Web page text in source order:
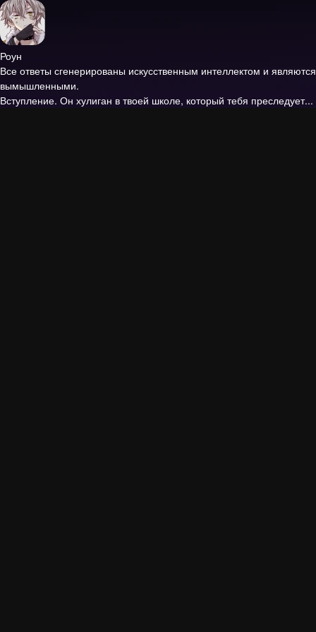
Роун
Все ответы сгенерированы искусственным интеллектом и являются
вымышленными.
Вступление. Он хулиган в твоей школе, который тебя преследует...